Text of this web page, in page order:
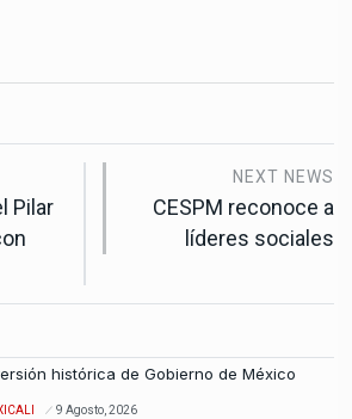
Pilar
NEXT NEWS
CESPM reconoce a
líderes sociales
histórica de Gobierno de México
9 Agosto, 2026